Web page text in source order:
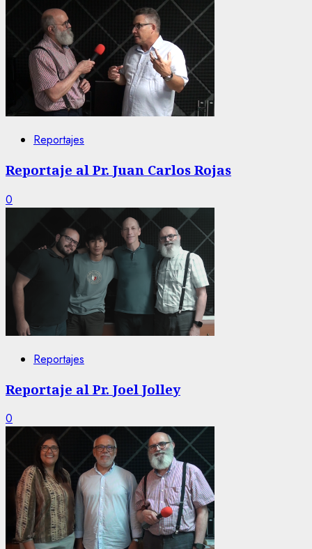
Reportajes
Reportaje al Pr. Juan Carlos Rojas
0
Reportajes
Reportaje al Pr. Joel Jolley
0